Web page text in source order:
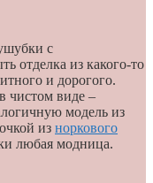
с
отделка из какого-то
и дорогого.
чистом виде –
модель из
из норкового
любая модница.